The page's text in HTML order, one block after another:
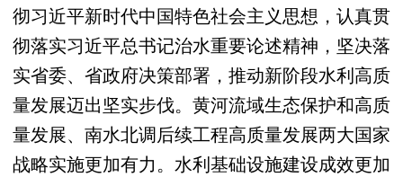
彻习近平新时代中国特色社会主义思想，认真贯
彻落实习近平总书记治水重要论述精神，坚决落
实省委、省政府决策部署，推动新阶段水利高质
量发展迈出坚实步伐。黄河流域生态保护和高质
量发展、南水北调后续工程高质量发展两大国家
战略实施更加有力。水利基础设施建设成效更加